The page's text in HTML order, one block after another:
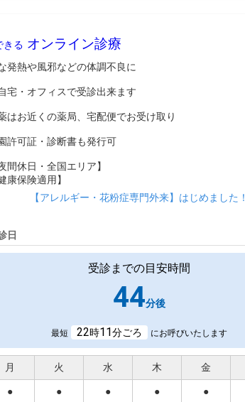
きる オンライン診療
発熱や風邪などの体調不良に
宅・オフィスで受診出来ます
はお近くの薬局、宅配便でお受け取り
許可証・診断書も発行可
夜間休日・全国エリア】
康保険適用】
【アレルギー・花粉症専門外来】はじめました！
日
受診までの目安時間
44分後
最短 22時11分ごろ にお呼びいたします
月 火 水 木 金
● ● ● ● ●